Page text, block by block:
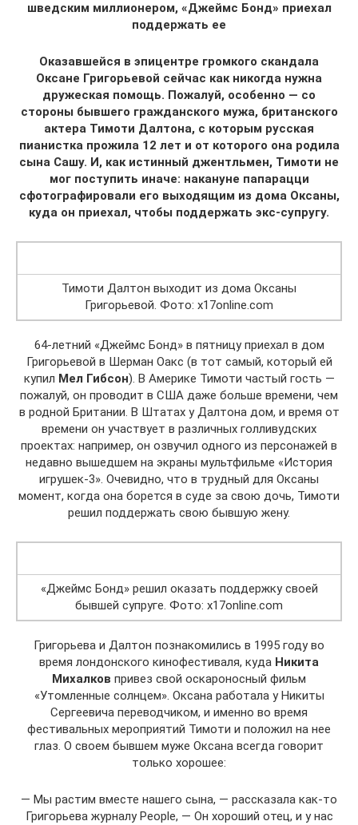
шведским миллионером, «Джеймс Бонд» приехал
поддержать ее
Оказавшейся в эпицентре громкого скандала
Оксане Григорьевой сейчас как никогда нужна
дружеская помощь. Пожалуй, особенно — со
стороны бывшего гражданского мужа, британского
актера Тимоти Далтона, с которым русская
пианистка прожила 12 лет и от которого она родила
сына Сашу. И, как истинный джентльмен, Тимоти не
мог поступить иначе: накануне папарацци
сфотографировали его выходящим из дома Оксаны,
куда он приехал, чтобы поддержать экс-супругу.
Тимоти Далтон выходит из дома Оксаны
Григорьевой. Фото: x17online.com
64-летний «Джеймс Бонд» в пятницу приехал в дом
Григорьевой в Шерман Оакс (в тот самый, который ей
купил Мел Гибсон). В Америке Тимоти частый гость —
пожалуй, он проводит в США даже больше времени, чем
в родной Британии. В Штатах у Далтона дом, и время от
времени он участвует в различных голливудских
проектах: например, он озвучил одного из персонажей в
недавно вышедшем на экраны мультфильме «История
игрушек-3». Очевидно, что в трудный для Оксаны
момент, когда она борется в суде за свою дочь, Тимоти
решил поддержать свою бывшую жену.
«Джеймс Бонд» решил оказать поддержку своей
бывшей супруге. Фото: x17online.com
Григорьева и Далтон познакомились в 1995 году во
время лондонского кинофестиваля, куда Никита
Михалков привез свой оскароносный фильм
«Утомленные солнцем». Оксана работала у Никиты
Сергеевича переводчиком, и именно во время
фестивальных мероприятий Тимоти и положил на нее
глаз. О своем бывшем муже Оксана всегда говорит
только хорошее:
— Мы растим вместе нашего сына, — рассказала как-то
Григорьева журналу People, — Он хороший отец, и у нас